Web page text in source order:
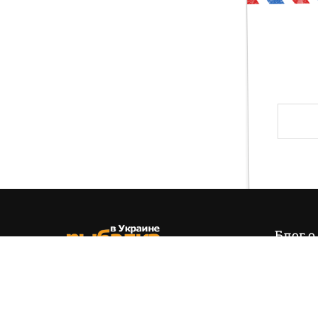
Блог
Друг, тогда предлагаю тебе проверить свои
и хвала! Слава твоя навсегда останется на